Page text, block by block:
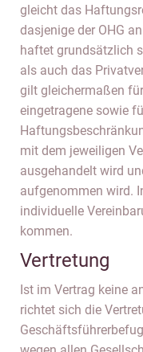
gleicht das
dasjenige der OHG
haftet grundsätzlich
als auch das
gilt gleichermaßen
eingetragene sowie
mit dem jeweiligen
ausgehandelt wird
aufgenommen wird.
individuelle
kommen.
Vertretung
Ist im Vertrag keine
richtet sich die